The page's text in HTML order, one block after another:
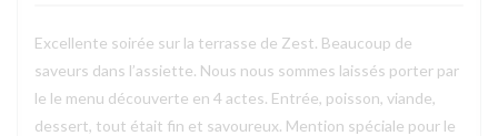
Excellente soirée sur la terrasse de Zest. Beaucoup de
saveurs dans l’assiette. Nous nous sommes laissés porter par
le le menu découverte en 4 actes. Entrée, poisson, viande,
dessert, tout était fin et savoureux. Mention spéciale pour le